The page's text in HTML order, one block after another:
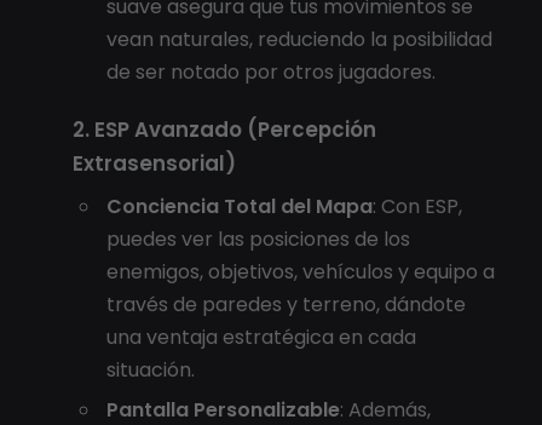
suave asegura que tus movimientos se
vean naturales, reduciendo la posibilidad
de ser notado por otros jugadores.
2. ESP Avanzado (Percepción
Extrasensorial)
Conciencia Total del Mapa: Con ESP,
puedes ver las posiciones de los
enemigos, objetivos, vehículos y equipo a
través de paredes y terreno, dándote
una ventaja estratégica en cada
situación.
Pantalla Personalizable: Además,